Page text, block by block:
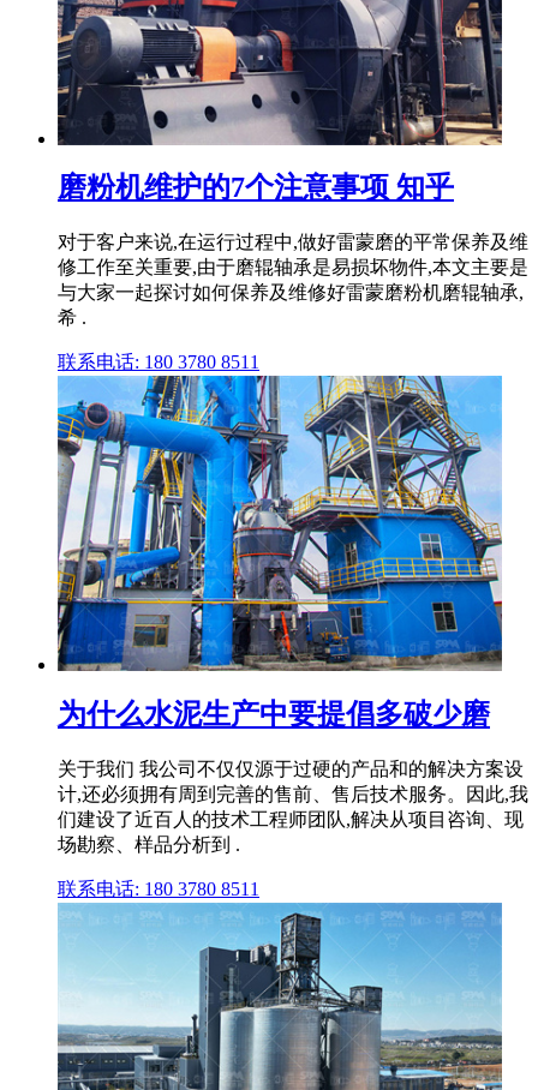
磨粉机维护的7个注意事项 知乎
对于客户来说,在运行过程中,做好雷蒙磨的平常保养及维
修工作至关重要,由于磨辊轴承是易损坏物件,本文主要是
与大家一起探讨如何保养及维修好雷蒙磨粉机磨辊轴承,
希 .
联系电话: 180 3780 8511
为什么水泥生产中要提倡多破少磨
关于我们 我公司不仅仅源于过硬的产品和的解决方案设
计,还必须拥有周到完善的售前、售后技术服务。因此,我
们建设了近百人的技术工程师团队,解决从项目咨询、现
场勘察、样品分析到 .
联系电话: 180 3780 8511